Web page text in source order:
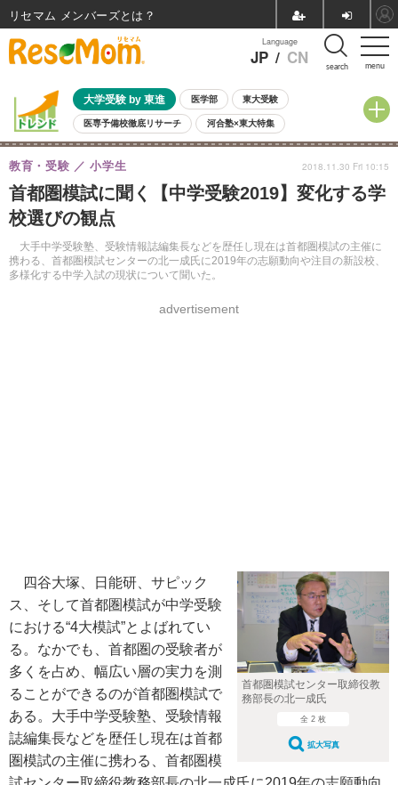
menu
Language
JP / CN search
大学受験 by 東進 医学部 東大受験
医専予備校徹底リサーチ 河合塾×東大特集
親子で考える大学選び 高校受験 中学受験 小学校受験
共通テスト 夏休み
8月開催イベント・WS 全国公立高校 過去問 人気記事
自由研究教材（小学生向け）
首都圏模試に聞く【中学受験2019】変化する学
校選びの観点
大手中学受験塾、受験情報誌編集長などを歴任し現在は首都圏模試の主催に
携わる、首都圏模試センターの北一成氏に2019年の志願動向や注目の新設校、
多様化する中学入試の現状について聞いた。
教育・受験 小学生
advertisement
2018.11.30 Fri 10:15
首都圏模試センター取締役教
務部長の北一成氏
全 2 枚
拡大写真
四谷大塚、日能研、サピック
ス、そして首都圏模試が中学受験
における“4大模試”とよばれてい
る。なかでも、首都圏の受験者が
多くを占め、幅広い層の実力を測
ることができるのが首都圏模試で
ある。大手中学受験塾、受験情報
誌編集長などを歴任し現在は首都
圏模試の主催に携わる、首都圏模
リセマム メンバーズ